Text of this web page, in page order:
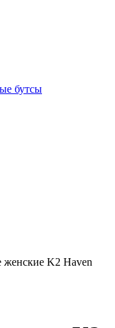
бутсы
женские K2 Haven